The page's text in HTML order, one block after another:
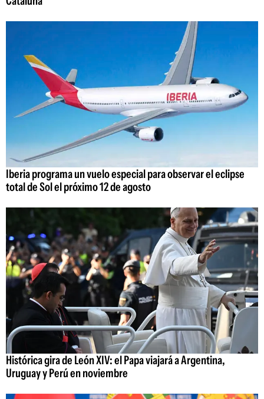
Iberia programa un vuelo especial para observar el eclipse
total de Sol el próximo 12 de agosto
Histórica gira de León XIV: el Papa viajará a Argentina,
Uruguay y Perú en noviembre